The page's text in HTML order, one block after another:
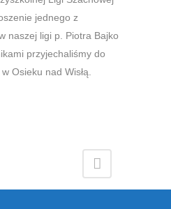
jednego z
naszej ligi p. Piotra Bajko
przyjechaliśmy do
Osieku nad Wisłą.